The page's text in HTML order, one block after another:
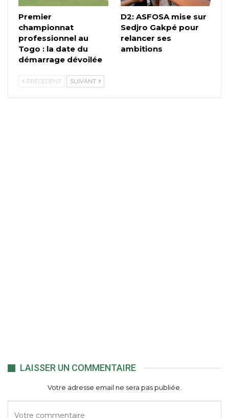
Premier
championnat
professionnel au
Togo : la date du
démarrage dévoilée
D2: ASFOSA mise sur
Sedjro Gakpé pour
relancer ses
ambitions
PRÉCÉDENT SUIVANT
LAISSER UN COMMENTAIRE
Votre adresse email ne sera pas publiée.